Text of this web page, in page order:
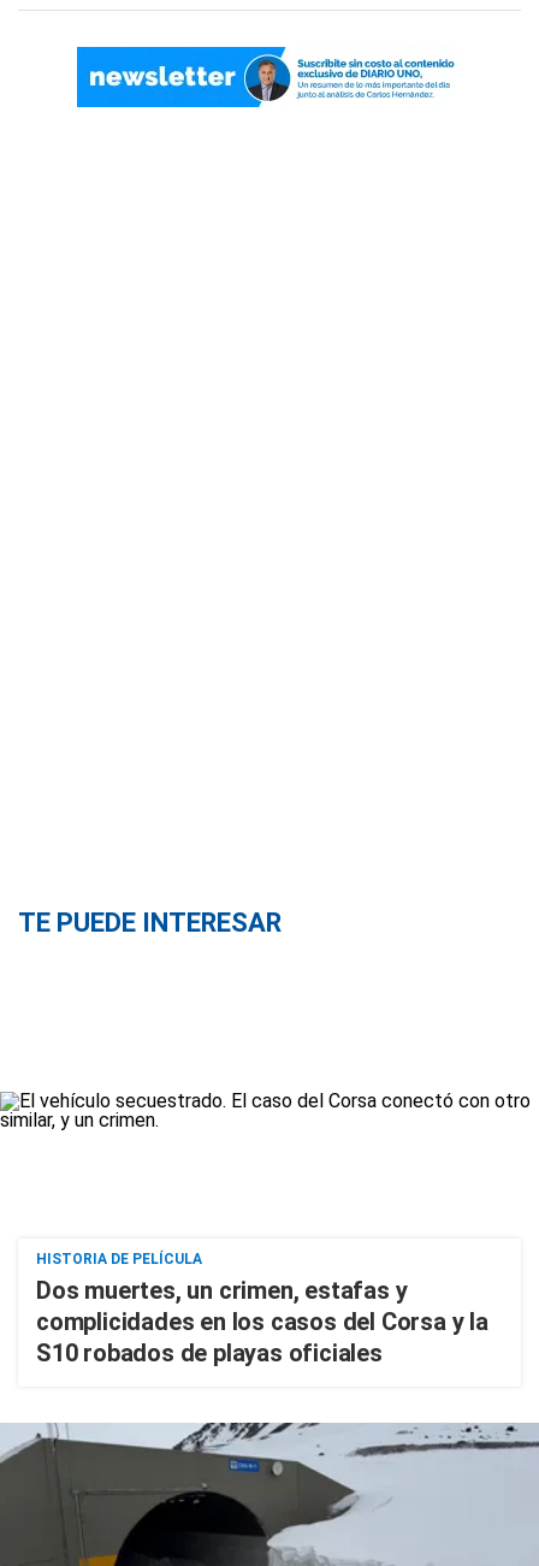
TE PUEDE INTERESAR
HISTORIA DE PELÍCULA
Dos muertes, un crimen, estafas y
complicidades en los casos del Corsa y la
S10 robados de playas oficiales